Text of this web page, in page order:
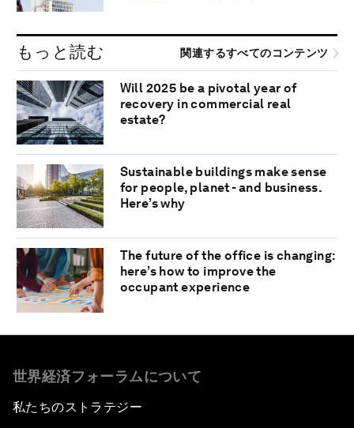
もっと読む 関連するすべてのコンテンツ
Will 2025 be a pivotal year of
recovery in commercial real
estate?
Sustainable buildings make sense
for people, planet - and business.
Here’s why
The future of the office is changing:
here’s how to improve the
occupant experience
世界経済フォーラムについて
私たちのストラテジー